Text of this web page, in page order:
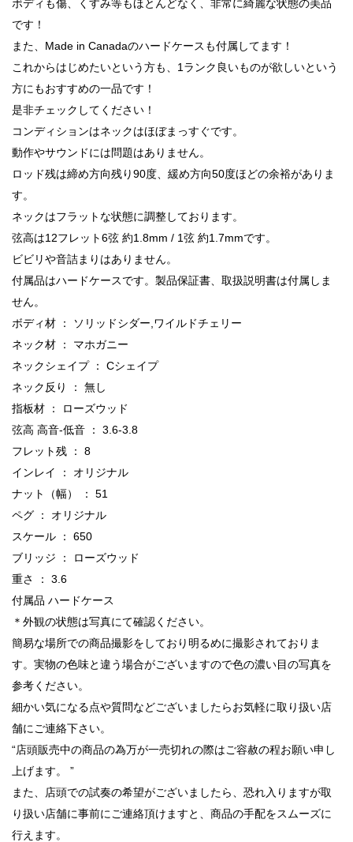
ボディも傷、くすみ等もほとんどなく、非常に綺麗な状態の美品
です！
また、Made in Canadaのハードケースも付属してます！
これからはじめたいという方も、1ランク良いものが欲しいという
方にもおすすめの一品です！
是非チェックしてください！
コンディションはネックはほぼまっすぐです。
動作やサウンドには問題はありません。
ロッド残は締め方向残り90度、緩め方向50度ほどの余裕がありま
す。
ネックはフラットな状態に調整しております。
弦高は12フレット6弦 約1.8mm / 1弦 約1.7mmです。
ビビリや音詰まりはありません。
付属品はハードケースです。製品保証書、取扱説明書は付属しま
せん。
ボディ材 ： ソリッドシダー,ワイルドチェリー
ネック材 ： マホガニー
ネックシェイプ ： Cシェイプ
ネック反り ： 無し
指板材 ： ローズウッド
弦高 高音-低音 ： 3.6-3.8
フレット残 ： 8
インレイ ： オリジナル
ナット（幅） ： 51
ペグ ： オリジナル
スケール ： 650
ブリッジ ： ローズウッド
重さ ： 3.6
付属品 ハードケース
＊外観の状態は写真にて確認ください。
簡易な場所での商品撮影をしており明るめに撮影されておりま
す。実物の色味と違う場合がございますので色の濃い目の写真を
参考ください。
細かい気になる点や質問などございましたらお気軽に取り扱い店
舗にご連絡下さい。
“店頭販売中の商品の為万が一売切れの際はご容赦の程お願い申し
上げます。 ”
また、店頭での試奏の希望がございましたら、恐れ入りますが取
り扱い店舗に事前にご連絡頂けますと、商品の手配をスムーズに
行えます。